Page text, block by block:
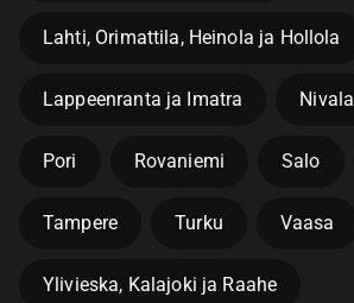
Lahti, Orimattila, Heinola ja Hollola
Lappeenranta ja Imatra Nivala
Pori Rovaniemi Salo
Tampere Turku Vaasa
Ylivieska, Kalajoki ja Raahe